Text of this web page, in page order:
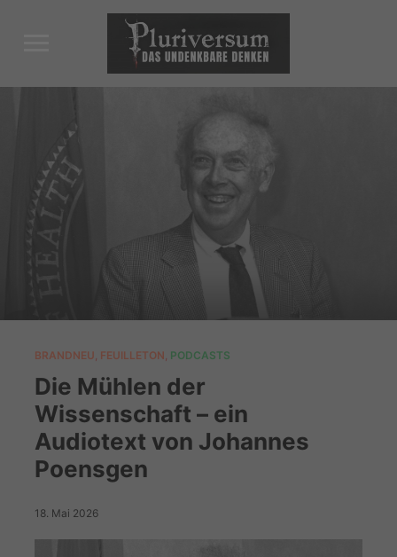
&
BRANDNEU FEUILLETON PODCASTS
Die Mühlen der
Wissenschaft – ein
Audiotext von Johannes
Poensgen
18. Mai 2026